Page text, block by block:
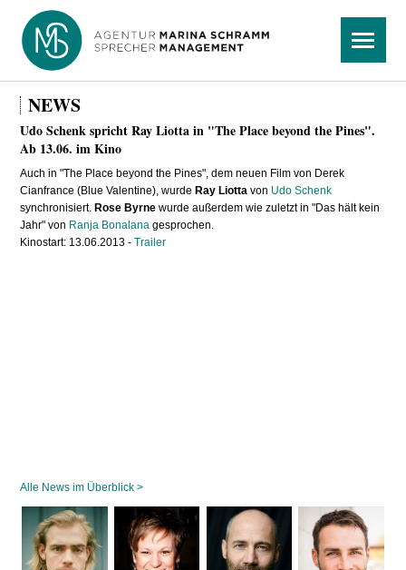
Navigation
überspringen
NEWS
Udo Schenk spricht Ray Liotta in "The Place beyond the Pines".
Ab 13.06. im Kino
Auch in "The Place beyond the Pines", dem neuen Film von Derek
Cianfrance (Blue Valentine), wurdeRay Liotta von Udo Schenk
synchronisiert.Rose Byrne wurde außerdem wie zuletzt in "Das hält kein
Jahr" von Ranja Bonalana gesprochen.
Kinostart: 13.06.2013 -Trailer
Alle News im Überblick >
Navigation
überspringen